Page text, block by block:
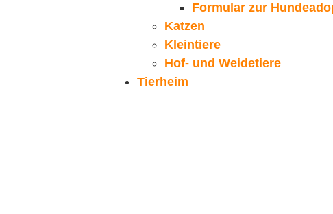
Formular zur
Katzen
Kleintiere
Hof- und Weidetiere
Tierheim